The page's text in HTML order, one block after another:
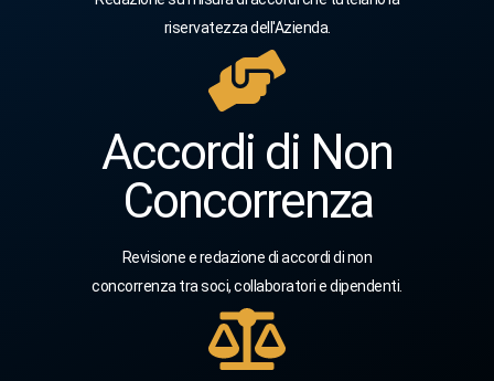
riservatezza dell'Azienda.
Accordi di Non
Concorrenza
Revisione e redazione di accordi di non
concorrenza tra soci, collaboratori e dipendenti.